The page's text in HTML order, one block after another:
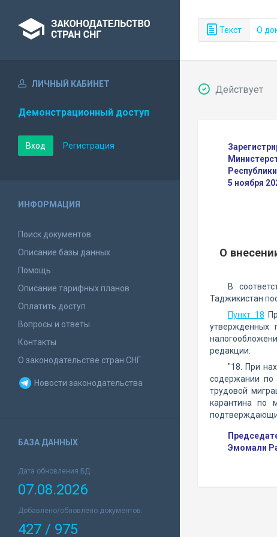
Текст О
ЛИЧНЫЙ КАБИНЕТ
Демонстрационный доступ
Вход Регистрация
ИНФОРМАЦИЯ
Поиск документов
Описание базы данных
Помощь
Описание тарифных планов
Оплатить доступ
Вопросы и ответы
Контакты
О законодательстве стран СНГ
Новости законодательства
БАЗА ДАННЫХ
Дата обновления БД:
07.08.2026
Добавлено/обновлено документов:
427 / 975
Действует
5 ноября
О
В
Таджикистан
Пункт 18
утвержденных
редакции:
"18. При
содержании по
трудовой
карантина по
Эмомали